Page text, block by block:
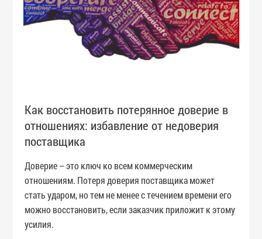
Как восстановить потерянное доверие в
отношениях: избавление от недоверия
поставщика
Доверие – это ключ ко всем коммерческим
отношениям. Потеря доверия поставщика может
стать ударом, но тем не менее с течением времени его
можно восстановить, если заказчик приложит к этому
усилия.